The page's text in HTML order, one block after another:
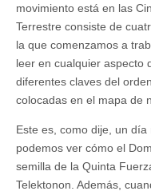
movimiento está en las
Terrestre consiste de
la que comenzamos a
leer en cualquier aspecto
diferentes claves del
colocadas en el mapa de
Este es, como dije, un
podemos ver cómo el
semilla de la Quinta
Telektonon. Además,